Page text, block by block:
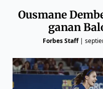
Ousmane
ganan
Forbes Staff|